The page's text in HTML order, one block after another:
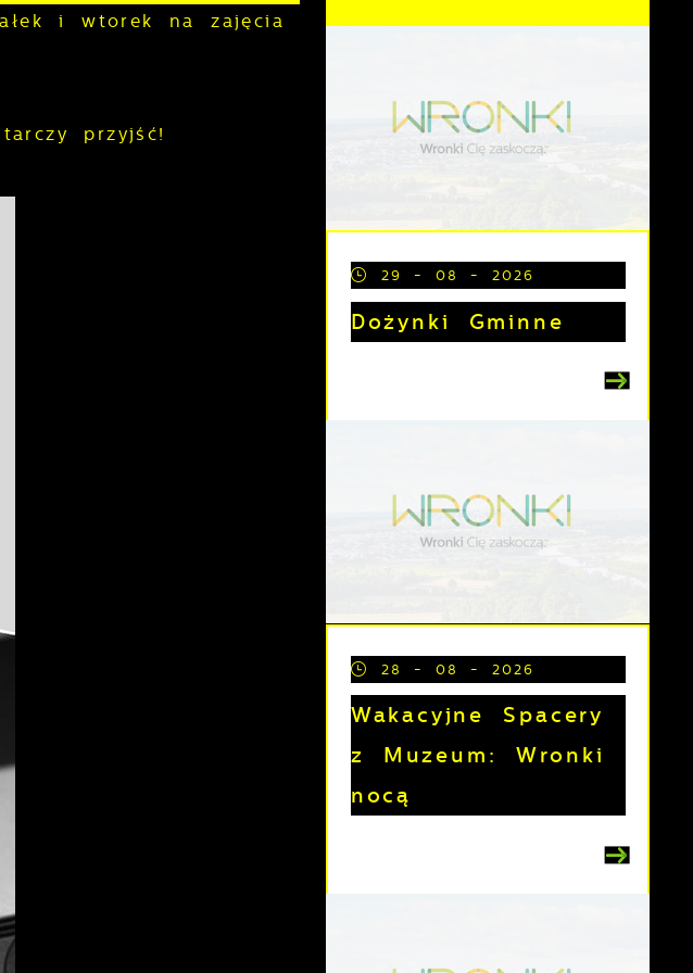
i wtorek na zajęcia
przyjść!
29 - 08 - 2026
Dożynki Gminne
28 - 08 - 2026
Wakacyjne Spacery
z Muzeum: Wronki
nocą
zmienić ustawienia
W dowolnym
swoich ustawień.